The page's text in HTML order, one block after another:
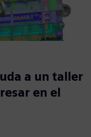
a un taller
en el